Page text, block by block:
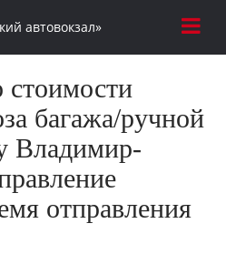
автовокзал»
багажа/ручной
Владимир-
отправления